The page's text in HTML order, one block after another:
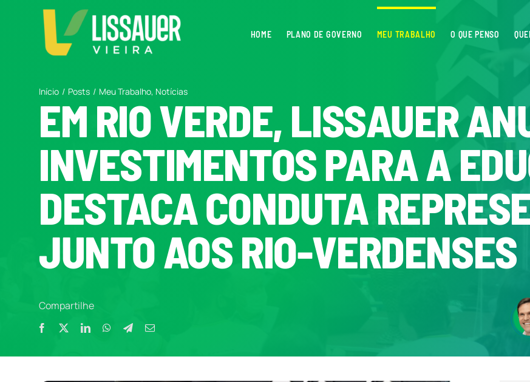
HOME PLANO DE GOVERNO MEU TRABALHO O QUE PENSO
Início Posts Meu Trabalho Notícias
EM RIO VERDE, LISSAUER
INVESTIMENTOS PARA A
DESTACA CONDUTA
JUNTO AOS RIO-VERDENSES
Compartilhe